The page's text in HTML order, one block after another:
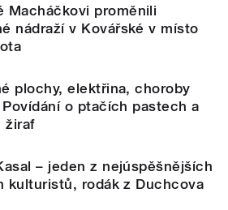
Macháčkovi proměnili
nádraží v Kovářské v místo
plochy, elektřina, choroby
o ptačích pastech a
žiraf
– jeden z nejúspěšnějších
kulturistů, rodák z Duchcova